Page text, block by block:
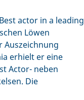
actor in a leading
Löwen
Auszeichnung
erhielt er eine
Actor- neben
Die